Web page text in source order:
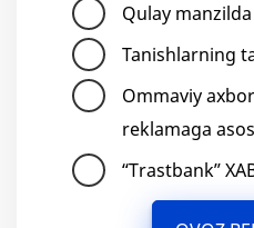
Qulay
Tanishlarning
Ommaviy
reklamaga
“Trastbank”